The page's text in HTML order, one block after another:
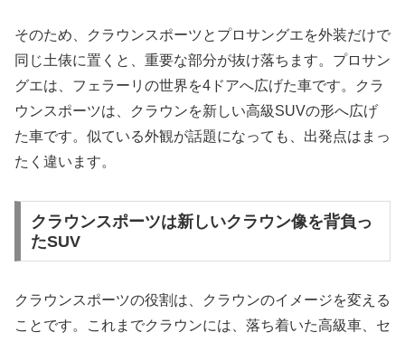
そのため、クラウンスポーツとプロサングエを外装だけで
同じ土俵に置くと、重要な部分が抜け落ちます。プロサン
グエは、フェラーリの世界を4ドアへ広げた車です。クラ
ウンスポーツは、クラウンを新しい高級SUVの形へ広げ
た車です。似ている外観が話題になっても、出発点はまっ
たく違います。
クラウンスポーツは新しいクラウン像を背負っ
たSUV
クラウンスポーツの役割は、クラウンのイメージを変える
ことです。これまでクラウンには、落ち着いた高級車、セ